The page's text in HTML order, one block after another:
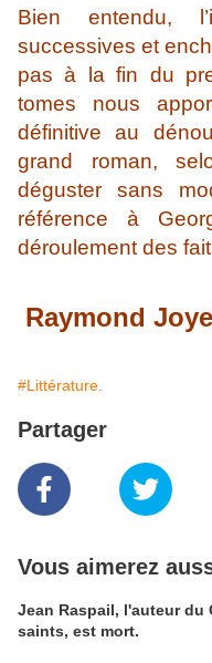
Bien entendu,
successives et
pas à la fin du
tomes nous
définitive au
grand roman,
déguster sans
référence à
déroulement des
Raymond
#Littérature.
Partager
Vous aimerez
Jean Raspail, l'auteur du
saints, est mort.